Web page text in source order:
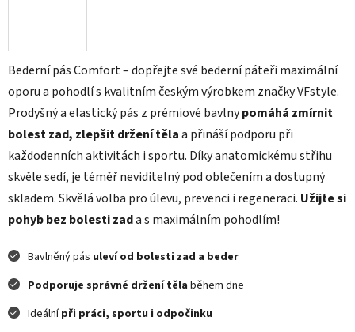
Bederní pás Comfort – dopřejte své bederní páteři maximální
oporu a pohodlí s kvalitním českým výrobkem značky VFstyle.
Prodyšný a elastický pás z prémiové bavlnypomáhá zmírnit
bolest zad, zlepšit držení tělaa přináší podporu při
každodenních aktivitách i sportu. Díky anatomickému střihu
skvěle sedí, je téměř neviditelný pod oblečením a dostupný
skladem. Skvělá volba pro úlevu, prevenci i regeneraci. Užijte si
pohyb bez bolesti zada s maximálním pohodlím!
Bavlněný pás uleví od bolesti zad a beder
Podporuje správné držení těla během dne
Ideálnípři práci, sportu i odpočinku